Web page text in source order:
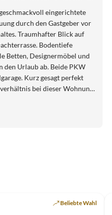
eingerichtete
durch den Gastgeber vor
auf
Bodentiefe
Betten, Designermöbel und
ab. Beide PKW
Kurz gesagt perfekt
bei dieser Wohnung
Beliebte Wahl